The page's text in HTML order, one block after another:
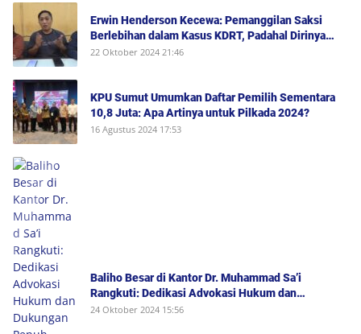
Erwin Henderson Kecewa: Pemanggilan Saksi
Berlebihan dalam Kasus KDRT, Padahal Dirinya
Saksi Peristiwa dan Tidak Berada di Tempat
22 Oktober 2024 21:46
KPU Sumut Umumkan Daftar Pemilih Sementara
10,8 Juta: Apa Artinya untuk Pilkada 2024?
16 Agustus 2024 17:53
Baliho Besar di Kantor Dr. Muhammad Sa’i
Rangkuti: Dedikasi Advokasi Hukum dan
Dukungan Penuh untuk Bobby-Surya di Pilgub
24 Oktober 2024 15:56